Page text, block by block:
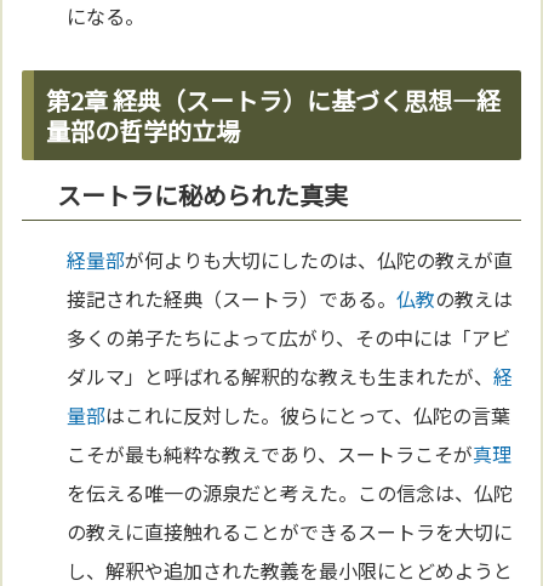
になる。
第2章 経典（スートラ）に基づく思想―経
量部の哲学的立場
スートラに秘められた真実
経量部が何よりも大切にしたのは、仏陀の教えが直
接記された経典（スートラ）である。仏教の教えは
多くの弟子たちによって広がり、その中には「アビ
ダルマ」と呼ばれる解釈的な教えも生まれたが、経
量部はこれに反対した。彼らにとって、仏陀の言葉
こそが最も純粋な教えであり、スートラこそが真理
を伝える唯一の源泉だと考えた。この信念は、仏陀
の教えに直接触れることができるスートラを大切に
し、解釈や追加された教義を最小限にとどめようと